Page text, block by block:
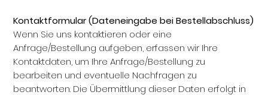
Kontaktformular (Dateneingabe bei Bestellabschluss)
Wenn Sie uns kontaktieren oder eine
Anfrage/Bestellung aufgeben, erfassen wir Ihre
Kontaktdaten, um Ihre Anfrage/Bestellung zu
bearbeiten und eventuelle Nachfragen zu
beantworten. Die Übermittlung dieser Daten erfolgt in